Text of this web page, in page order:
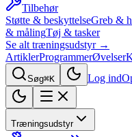
Tilbehør
Støtte & beskyttelseGreb &
& målingTøj & tasker
Se alt træningsudstyr →
ArtiklerProgrammerØvelser
Søg⌘K Log ind
Træningsudstyr